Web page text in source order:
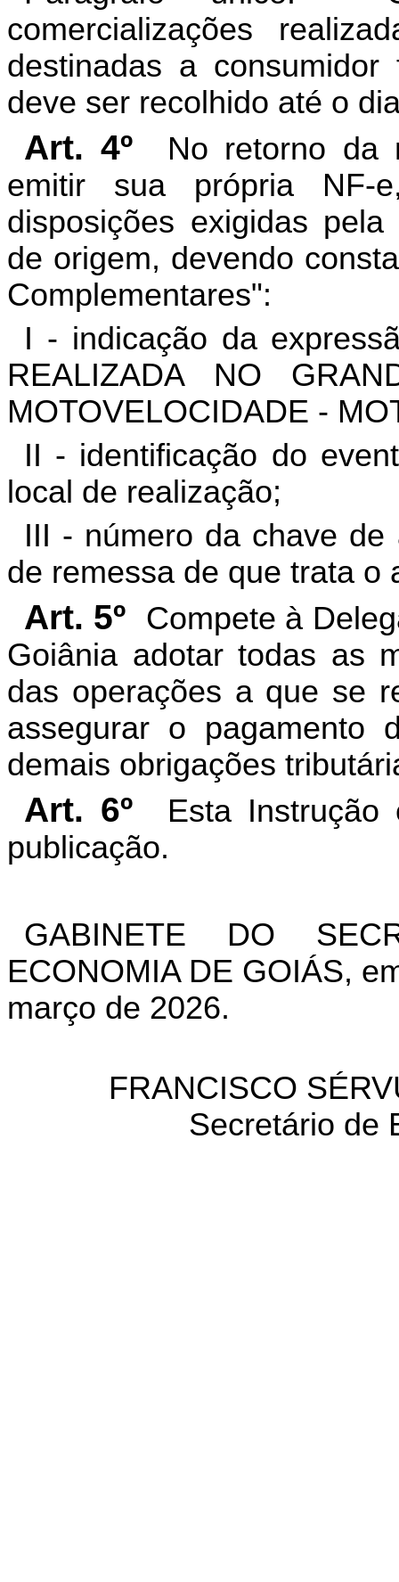
comercializações
destinadas a
deve ser recolhido até o
Art. 4º
No retorno da
emitir sua própria NF-
disposições exigidas
de origem, devendo
Complementares":
I - indicação da
REALIZADA NO
MOTOVELOCIDADE -
II - identificação do
local de realização;
III - número da chave
de remessa de que trata o
Art. 5º Compete à
Goiânia adotar todas as
das operações a que se
assegurar o pagamento
demais obrigações
Art. 6º
Esta
publicação.
GABINETE DO
ECONOMIA DE GOIÁS,
março de 2026.
FRANCISCO
Secretário de